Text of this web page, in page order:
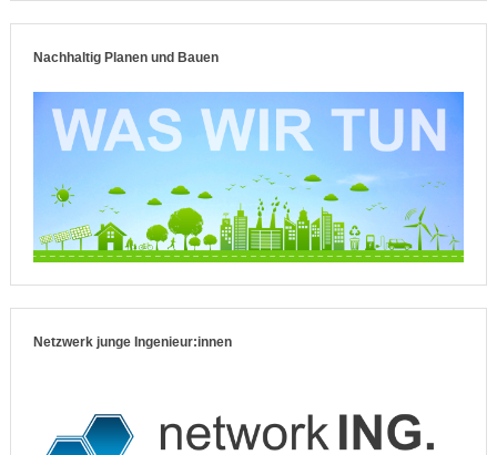
Nachhaltig Planen und Bauen
Netzwerk junge Ingenieur:innen